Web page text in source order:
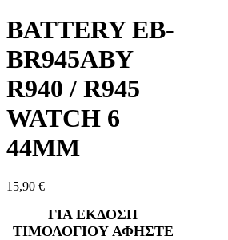
BATTERY EB-
BR945ABY
R940 / R945
WATCH 6
44MM
15,90 €
ΓΙΑ ΕΚΔΟΣΗ
ΤΙΜΟΛΟΓΙΟΥ ΑΦΗΣΤΕ